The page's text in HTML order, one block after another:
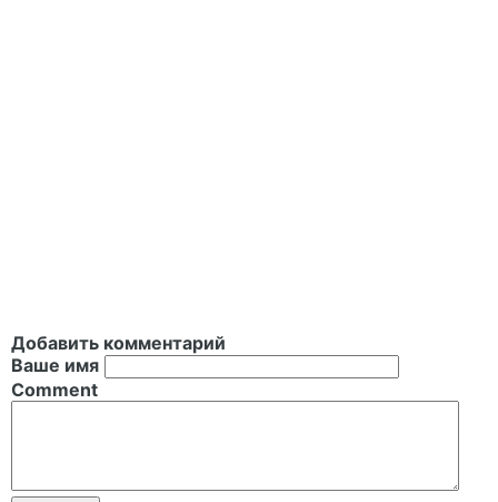
Добавить комментарий
Ваше имя
Comment